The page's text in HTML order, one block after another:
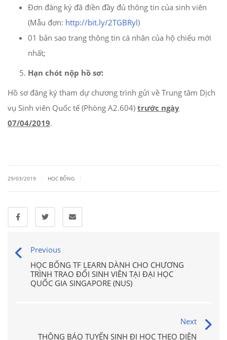
Đơn đăng ký đã điền đầy đủ thông tin của sinh viên
(Mẫu đơn: http://bit.ly/2TGBRyl)
01 bản sao trang thông tin cá nhân của hộ chiếu mới
nhất;
Hạn chót nộp hồ sơ:
Hồ sơ đăng ký tham dự chương trình gửi về Trung tâm Dịch
vụ Sinh viên Quốc tế (Phòng A2.604) trước ngày
07/04/2019.
29/03/2019 HỌC BỔNG
Previous
HỌC BỔNG TF LEARN DÀNH CHO CHƯƠNG
TRÌNH TRAO ĐỔI SINH VIÊN TẠI ĐẠI HỌC
QUỐC GIA SINGAPORE (NUS)
Next
THÔNG BÁO TUYỂN SINH ĐI HỌC THEO DIỆN